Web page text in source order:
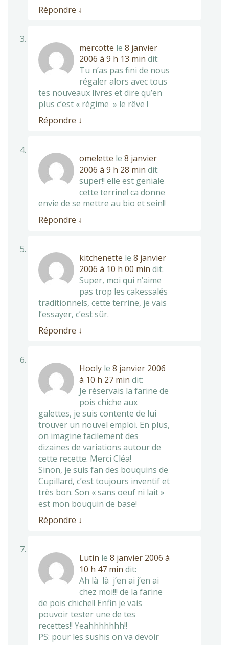
Répondre ↓
mercotte le 8 janvier
2006 à 9 h 13 min dit:
Tu n’as pas fini de nous
régaler alors avec tous
tes nouveaux livres et dire qu’en
plus c’est « régime » le rêve !
Répondre ↓
omelette le 8 janvier
2006 à 9 h 28 min dit:
super!! elle est geniale
cette terrine! ca donne
envie de se mettre au bio et sein!!
Répondre ↓
kitchenette le 8 janvier
2006 à 10 h 00 min dit:
Super, moi qui n’aime
pas trop les cakessalés
traditionnels, cette terrine, je vais
l’essayer, c’est sûr.
Répondre ↓
Hooly le 8 janvier 2006
à 10 h 27 min dit:
Je réservais la farine de
pois chiche aux
galettes, je suis contente de lui
trouver un nouvel emploi. En plus,
on imagine facilement des
dizaines de variations autour de
cette recette. Merci Cléa!
Sinon, je suis fan des bouquins de
Cupillard, c’est toujours inventif et
très bon. Son « sans oeuf ni lait »
est mon bouquin de base!
Répondre ↓
Lutin le 8 janvier 2006 à
10 h 47 min dit:
Ah là là j’en ai j’en ai
chez moi!!! de la farine
de pois chiche!! Enfin je vais
pouvoir tester une de tes
recettes!! Yeahhhhhhh!!
PS: pour les sushis on va devoir